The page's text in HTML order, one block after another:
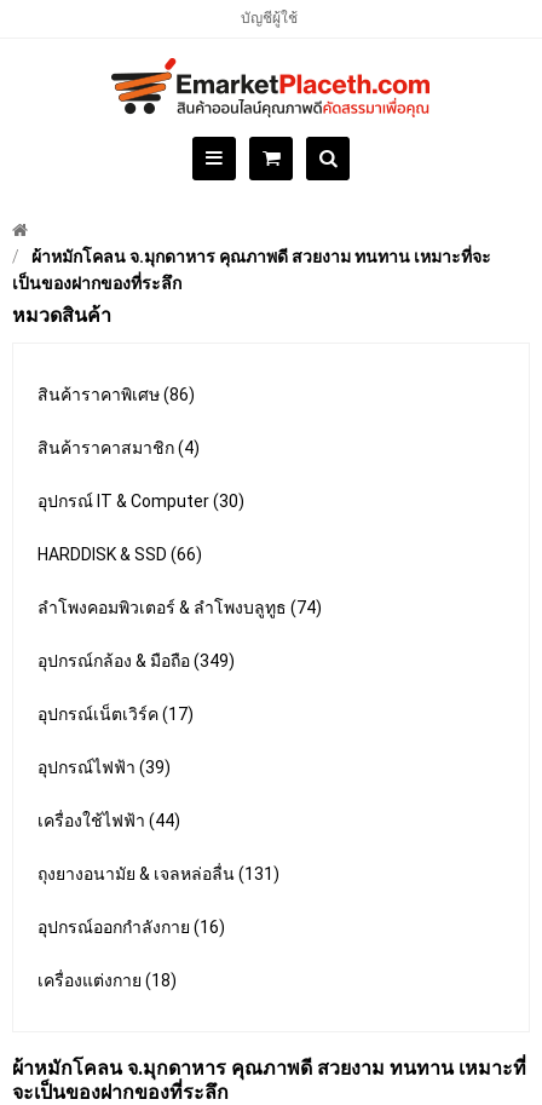
บัญชีผู้ใช้
ผ้าหมักโคลน จ.มุกดาหาร คุณภาพดี สวยงาม ทนทาน เหมาะที่จะ
เป็นของฝากของที่ระลึก
หมวดสินค้า
สินค้าราคาพิเศษ (86)
สินค้าราคาสมาชิก (4)
อุปกรณ์ IT & Computer (30)
HARDDISK & SSD (66)
ลำโพงคอมพิวเตอร์ & ลำโพงบลูทูธ (74)
อุปกรณ์กล้อง & มือถือ (349)
อุปกรณ์เน็ตเวิร์ค (17)
อุปกรณ์ไฟฟ้า (39)
เครื่องใช้ไฟฟ้า (44)
ถุงยางอนามัย & เจลหล่อลื่น (131)
อุปกรณ์ออกกำลังกาย (16)
เครื่องแต่งกาย (18)
ผ้าหมักโคลน จ.มุกดาหาร คุณภาพดี สวยงาม ทนทาน เหมาะที่
จะเป็นของฝากของที่ระลึก